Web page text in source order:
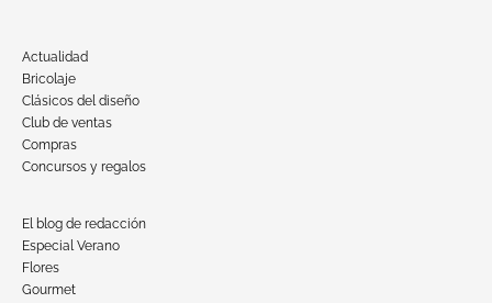
Actualidad
Bricolaje
Clásicos del diseño
Club de ventas
Compras
Concursos y regalos
El blog de redacción
Especial Verano
Flores
Gourmet